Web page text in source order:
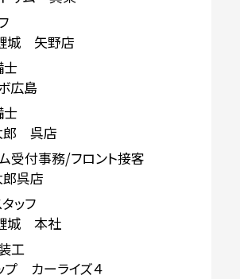
城 矢野店
士
広島
士
郎 呉店
受付事務/フロント接客
呉店
ッフ
鯉城 本社
工
プ カーライズ４